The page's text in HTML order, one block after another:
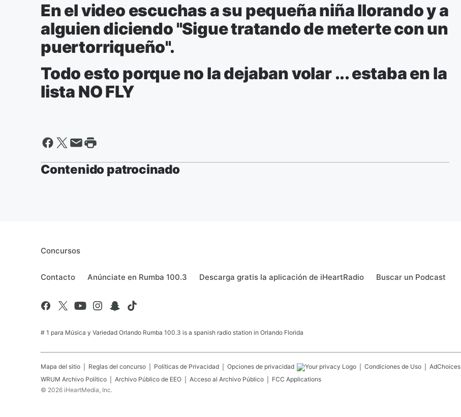
En el video escuchas a su pequeña niña llorando y a
alguien diciendo "Sigue tratando de meterte con un
puertorriqueño".
Todo esto porque no la dejaban volar ... estaba en la
lista NO FLY
Contenido patrocinado
Concursos
Contacto Anúnciate en Rumba 100.3 Descarga gratis la aplicación de iHeartRadio Buscar un Podcast
# 1 para Música y Variedad Orlando Rumba 100.3 is a spanish radio station in Orlando Florida
Mapa del sitio Reglas del concurso Políticas de Privacidad Opciones de privacidad Condiciones de Uso AdChoices
WRUM Archivo Político Archivo Público de EEO Acceso al Archivo Público
FCC Applications
© 2026 iHeartMedia, Inc.